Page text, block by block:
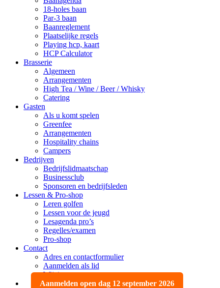
18-holes baan
Par-3 baan
Baanreglement
Plaatselijke regels
Playing hcp, kaart
HCP Calculator
Brasserie
Algemeen
Arrangementen
High Tea / Wine / Beer / Whisky
Catering
Gasten
Als u komt spelen
Greenfee
Arrangementen
Hospitality chains
Campers
Bedrijven
Bedrijfslidmaatschap
Businessclub
Sponsoren en bedrijfsleden
Lessen & Pro-shop
Leren golfen
Lessen voor de jeugd
Lesagenda pro’s
Regelles/examen
Pro-shop
Contact
Adres en contactformulier
Aanmelden als lid
Wijzigen, opzeggen
Aanmelden open dag 12 september 2026